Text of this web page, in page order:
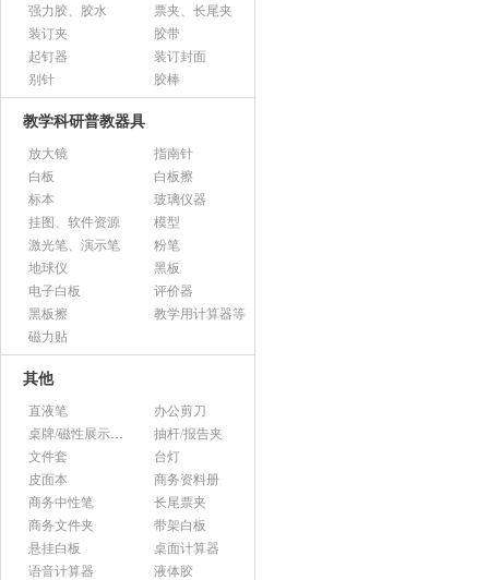
强力胶、胶水
票夹、长尾夹
装订夹
胶带
起钉器
装订封面
别针
胶棒
教学科研普教器具
放大镜
指南针
白板
白板擦
标本
玻璃仪器
挂图、软件资源
模型
激光笔、演示笔
粉笔
地球仪
黑板
电子白板
评价器
黑板擦
教学用计算器等
磁力贴
其他
直液笔
办公剪刀
桌牌/磁性展示帖/证件框
抽杆/报告夹
文件套
台灯
皮面本
商务资料册
商务中性笔
长尾票夹
商务文件夹
带架白板
悬挂白板
桌面计算器
语音计算器
液体胶